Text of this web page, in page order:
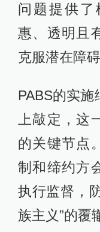
问题提供了
惠、透明且
克服潜在障碍
PABS的实
上敲定，这
的关键节点
制和缔约方
执行监督，
族主义”的覆